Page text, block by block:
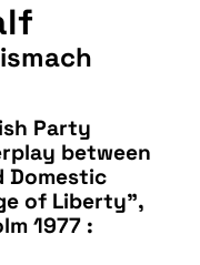
Party
between
Domestic
of Liberty",
1977 :